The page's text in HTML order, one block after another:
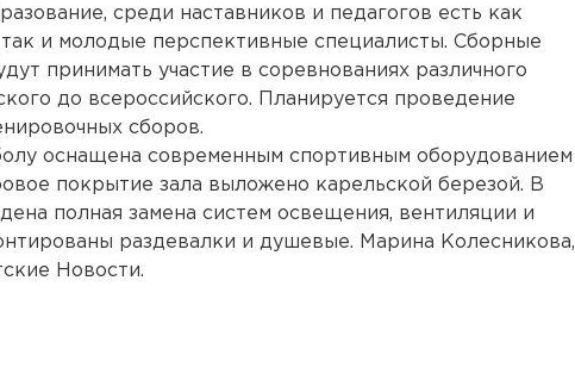
среди наставников и педагогов есть как
и молодые перспективные специалисты. Сборные
принимать участие в соревнованиях различного
до всероссийского. Планируется проведение
сборов.
оснащена современным спортивным оборудованием
покрытие зала выложено карельской березой. В
полная замена систем освещения, вентиляции и
раздевалки и душевые. Марина Колесникова,
Новости.